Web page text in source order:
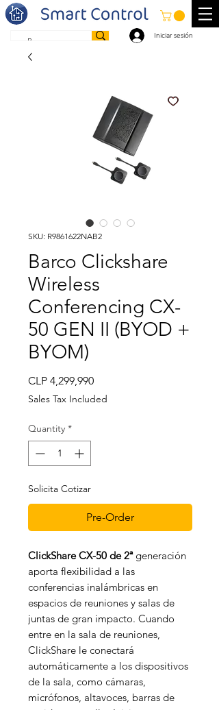
Iniciar sesión
SKU: R9861622NAB2
Barco Clickshare
Wireless
Conferencing CX-
50 GEN II (BYOD +
BYOM)
CLP 4,299,990Price
Sales Tax Included
Quantity *
Solicita Cotizar
Pre-Order
ClickShare CX-50 de 2ªgeneración
aporta flexibilidad a las
conferencias inalámbricas en
espacios de reuniones y salas de
juntas de gran impacto. Cuando
entre en la sala de reuniones,
ClickShare le conectará
automáticamente a los dispositivos
de la sala, como cámaras,
micrófonos, altavoces, barras de